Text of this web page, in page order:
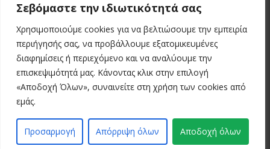
Σεβόμαστε την ιδιωτικότητά σας
Χρησιμοποιούμε cookies για να βελτιώσουμε την εμπειρία
περιήγησής σας, να προβάλλουμε εξατομικευμένες
διαφημίσεις ή περιεχόμενο και να αναλύουμε την
επισκεψιμότητά μας. Κάνοντας κλικ στην επιλογή
«Αποδοχή Όλων», συναινείτε στη χρήση των cookies από
εμάς.
Προσαρμογή Απόρριψη όλων Αποδοχή όλων